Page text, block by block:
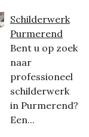
Schilderwerk
Purmerend
Bent u op zoek
naar
professioneel
schilderwerk
in Purmerend?
Een...